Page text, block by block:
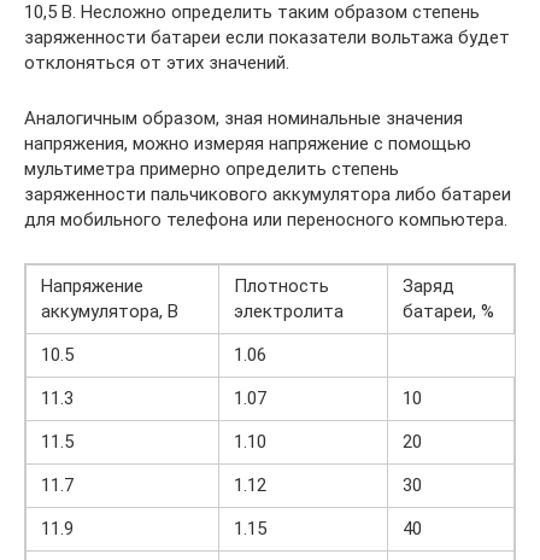
10,5 В. Несложно определить таким образом степень
заряженности батареи если показатели вольтажа будет
отклоняться от этих значений.
Аналогичным образом, зная номинальные значения
напряжения, можно измеряя напряжение с помощью
мультиметра примерно определить степень
заряженности пальчикового аккумулятора либо батареи
для мобильного телефона или переносного компьютера.
Напряжение
аккумулятора, В
Плотность
электролита
Заряд
батареи, %
10.5
1.06
11.3
1.07
10
11.5
1.10
20
11.7
1.12
30
11.9
1.15
40